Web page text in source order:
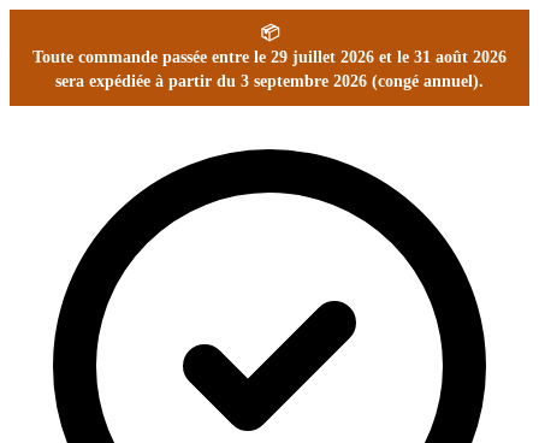
📦
Toute commande passée entre le 29 juillet 2026 et le 31 août 2026
sera expédiée à partir du 3 septembre 2026 (congé annuel).